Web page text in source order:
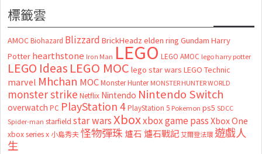
標籤雲
AMOC Biohazard Blizzard BrickHeadz elden ring Gundam Harry
Potter hearthstone Iron Man LEGO LEGO AMOC lego harry potter
LEGO Ideas LEGO MOC lego star wars LEGO Technic
marvel Mhchan MOC Monster Hunter MONSTER HUNTER WORLD
monster strike Netflix Nintendo Nintendo Switch
overwatch PC PlayStation 4 PlayStation 5 Pokemon ps5 SDCC
Spider-man starfield star warsXboxxbox game passXbox One
xbox series x 小島秀夫怪物彈珠 爐石 爐石戰記艾爾登法環 遊戲人
生